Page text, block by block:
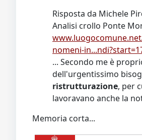
Risposta da Michele
Analisi crollo Ponte
nomeni-
... Secondo me è
dell'urgentissimo
ristrutturazione, per
lavoravano anche la
Memoria corta...